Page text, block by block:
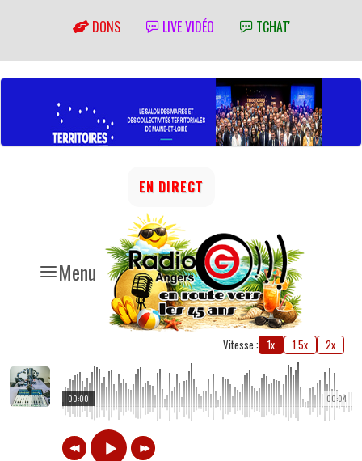
DONS LIVE VIDÉO TCHAT'
Menu
EN DIRECT
Vitesse : 1x 1.5x 2x
00:04
00:00